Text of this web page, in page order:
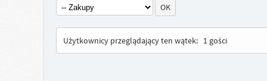
Użytkownicy przeglądający ten wątek: 1 gości